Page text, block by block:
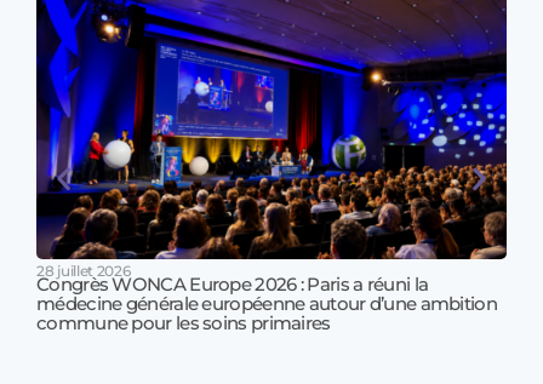
28 juillet 2026
Congrès WONCA Europe 2026 : Paris a réuni la
médecine générale européenne autour d’une ambition
commune pour les soins primaires